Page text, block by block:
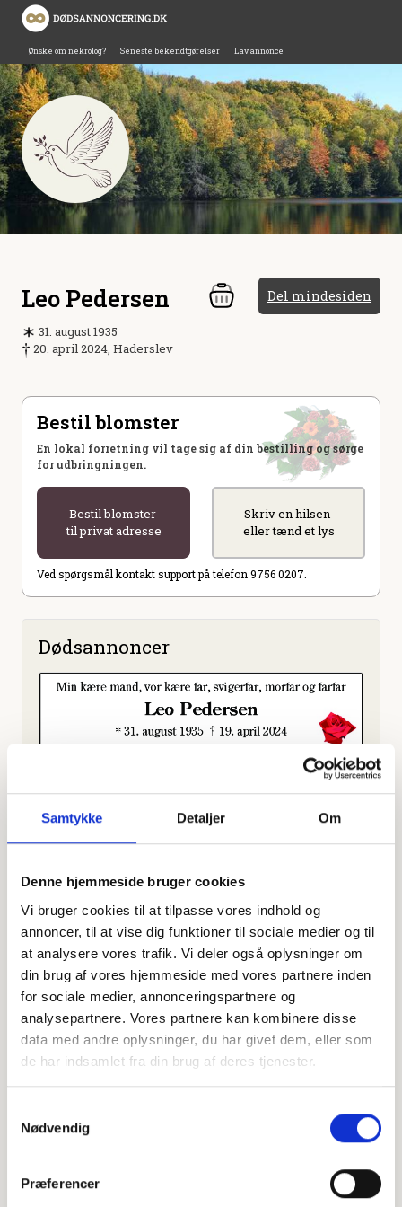
Samtykke Detaljer Om
Denne hjemmeside bruger cookies
Vi bruger cookies til at tilpasse vores indhold og
annoncer, til at vise dig funktioner til sociale medier og til
at analysere vores trafik. Vi deler også oplysninger om
din brug af vores hjemmeside med vores partnere inden
for sociale medier, annonceringspartnere og
analysepartnere. Vores partnere kan kombinere disse
data med andre oplysninger, du har givet dem, eller som
de har indsamlet fra din brug af deres tjenester.
Nødvendig
Præferencer
Ønske om nekrolog? Seneste bekendtgørelser Lav annonce
Leo Pedersen Del mindesiden
31. august 1935
20. april 2024, Haderslev
Bestil blomster
En lokal forretning vil tage sig af din bestilling og sørge
for udbringningen.
Bestil blomster
til privat adresse
Skriv en hilsen
eller tænd et lys
Ved spørgsmål kontakt support på telefon 9756 0207.
Dødsannoncer
Højtideligheden
Fredagd. 26. april 2024 kl. 11.00
Åstrup Kirke
Aastrup Alle 23, 6100 Haderslev
−